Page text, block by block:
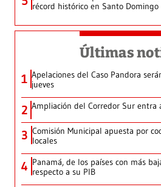
récord histórico en Santo Domingo
Últimas
1 Apelaciones del Caso Pandora
jueves
2 Ampliación del Corredor Sur entra
3 Comisión Municipal apuesta por
locales
4 Panamá, de los países con más
respecto a su PIB